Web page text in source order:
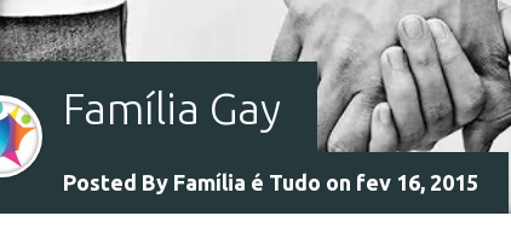
Família Gay
Posted By Família é Tudo on fev 16, 2015